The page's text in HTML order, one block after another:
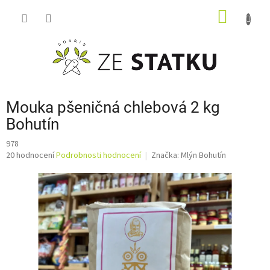
Mouka pšeničná chlebová 2 kg
Bohutín
978
Průměrné
produktu
hvězdiček.
20 hodnoceníPodrobnosti hodnocení Značka: Mlýn Bohutín